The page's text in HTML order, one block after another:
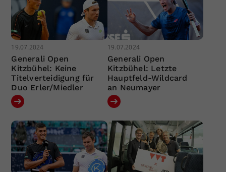
19.07.2024
Generali Open
Kitzbühel: Keine
Titelverteidigung für
Duo Erler/Miedler
19.07.2024
Generali Open
Kitzbühel: Letzte
Hauptfeld-Wildcard
an Neumayer